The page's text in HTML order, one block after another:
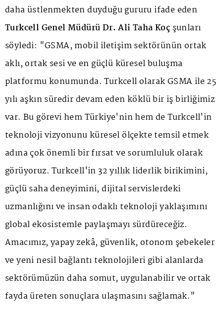
daha üstlenmekten duyduğu gururu ifade eden
Turkcell Genel Müdürü Dr. Ali Taha Koç şunları
söyledi: "GSMA, mobil iletişim sektörünün ortak
aklı, ortak sesi ve en güçlü küresel buluşma
platformu konumunda. Turkcell olarak GSMA ile 25
yılı aşkın süredir devam eden köklü bir iş birliğimiz
var. Bu görevi hem Türkiye'nin hem de Turkcell'in
teknoloji vizyonunu küresel ölçekte temsil etmek
adına çok önemli bir fırsat ve sorumluluk olarak
görüyoruz. Turkcell'in 32 yıllık liderlik birikimini,
güçlü saha deneyimini, dijital servislerdeki
uzmanlığını ve insan odaklı teknoloji yaklaşımını
global ekosistemle paylaşmayı sürdüreceğiz.
Amacımız, yapay zekâ, güvenlik, otonom şebekeler
ve yeni nesil bağlantı teknolojileri gibi alanlarda
sektörümüzün daha somut, uygulanabilir ve ortak
fayda üreten sonuçlara ulaşmasını sağlamak."